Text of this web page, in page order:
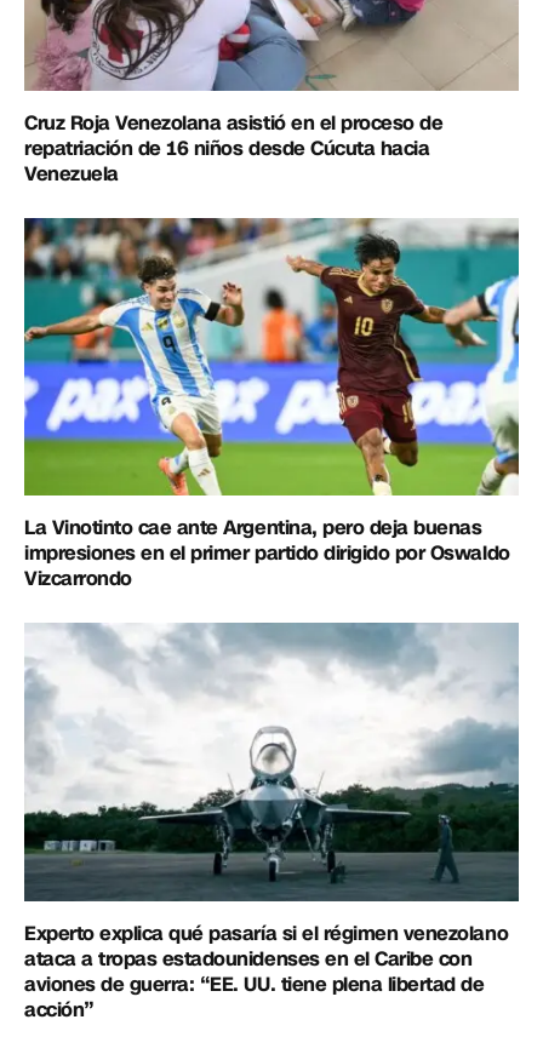
Cruz Roja Venezolana asistió en el proceso de
repatriación de 16 niños desde Cúcuta hacia
Venezuela
La Vinotinto cae ante Argentina, pero deja buenas
impresiones en el primer partido dirigido por Oswaldo
Vizcarrondo
Experto explica qué pasaría si el régimen venezolano
ataca a tropas estadounidenses en el Caribe con
aviones de guerra: “EE. UU. tiene plena libertad de
acción”